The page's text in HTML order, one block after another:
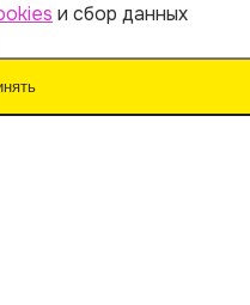
данных
данных
и сбор данных